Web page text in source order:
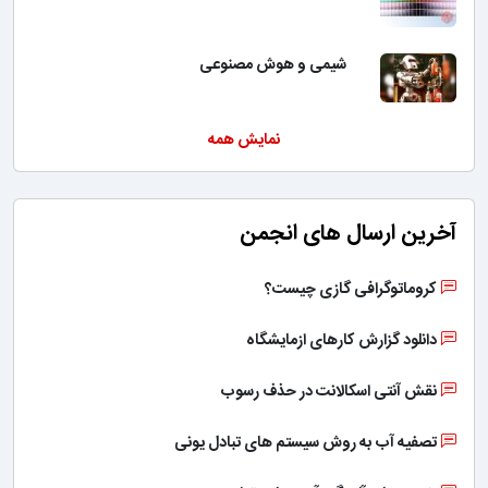
شیمی و هوش مصنوعی
نمایش همه
آخرین ارسال های انجمن
کروماتوگرافی گازی چیست؟
دانلود گزارش کارهای ازمایشگاه
نقش آنتی اسکالانت در حذف رسوب
تصفیه آب به روش سیستم های تبادل یونی